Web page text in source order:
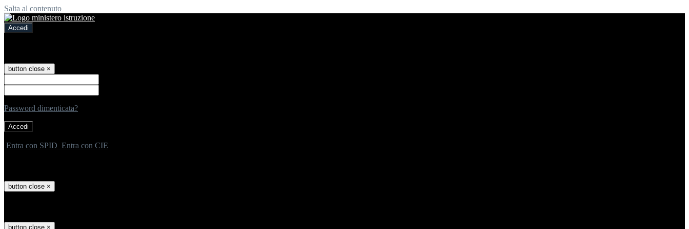
Salta al contenuto
Accedi
button close ×
Password dimenticata?
Entra con SPID Entra con CIE
button close ×
button close ×